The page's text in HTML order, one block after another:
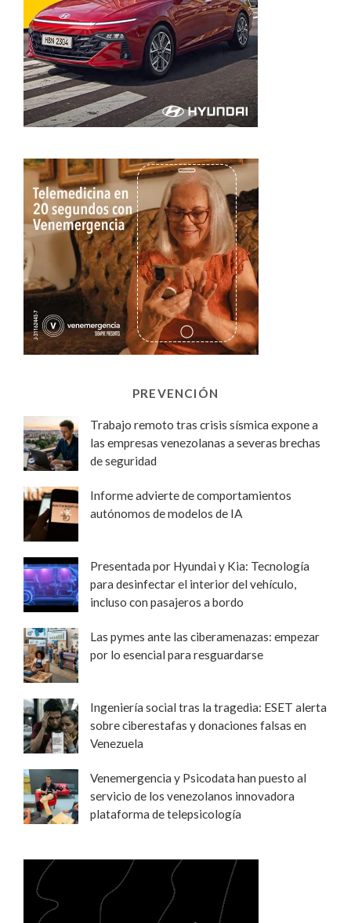
PREVENCIÓN
Trabajo remoto tras crisis sísmica expone a
las empresas venezolanas a severas brechas
de seguridad
Informe advierte de comportamientos
autónomos de modelos de IA
Presentada por Hyundai y Kia: Tecnología
para desinfectar el interior del vehículo,
incluso con pasajeros a bordo
Las pymes ante las ciberamenazas: empezar
por lo esencial para resguardarse
Ingeniería social tras la tragedia: ESET alerta
sobre ciberestafas y donaciones falsas en
Venezuela
Venemergencia y Psicodata han puesto al
servicio de los venezolanos innovadora
plataforma de telepsicología